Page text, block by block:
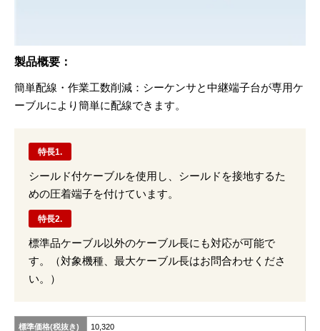
製品概要：
簡単配線・作業⼯数削減：シーケンサと中継端⼦台が専⽤ケ
ーブルにより簡単に配線できます。
特長1.
シールド付ケーブルを使用し、シールドを接地するた
めの圧着端子を付けています。
特長2.
標準品ケーブル以外のケーブル長にも対応が可能で
す。（対象機種、最大ケーブル長はお問合わせくださ
い。）
標準価格(税抜き) 10,320